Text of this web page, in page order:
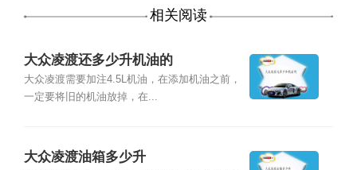
相关阅读
大众凌渡还多少升机油的
大众凌渡需要加注4.5L机油，在添加机油之前，
一定要将旧的机油放掉，在...
大众凌渡油箱多少升